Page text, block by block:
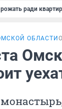
ради
ОБЛАСТИ